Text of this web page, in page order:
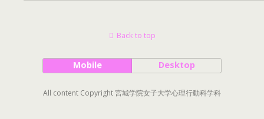
Back to top
Mobile Desktop
All content Copyright 宮城学院女子大学心理行動科学科